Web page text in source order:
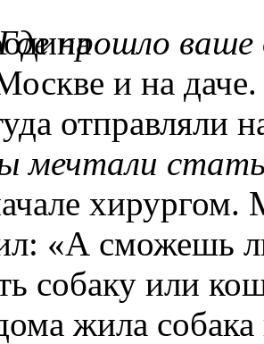
прошло
и на
отправляли
мечтали
хирургом.
«А сможешь
собаку или
жила